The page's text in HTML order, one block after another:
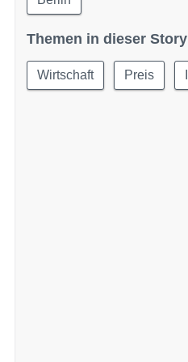
Themen in dieser Story
Wirtschaft Preis